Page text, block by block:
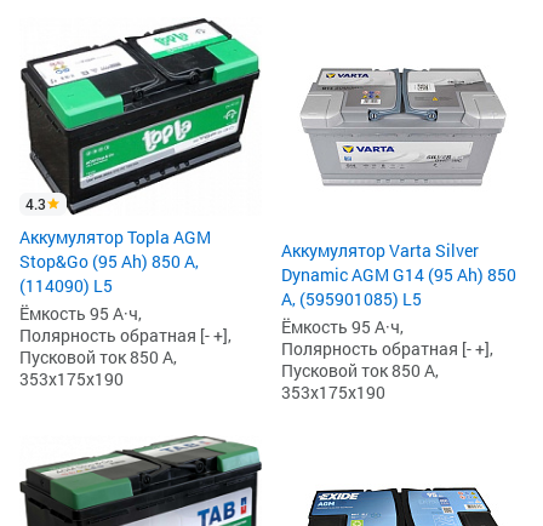
4.3
Аккумулятор Topla AGM
Stop&Go (95 Ah) 850 А,
(114090) L5
Ёмкость 95 А·ч,
Полярность обратная [- +],
Пусковой ток 850 А,
353x175x190
Аккумулятор Varta Silver
Dynamic AGM G14 (95 Ah) 850
А, (595901085) L5
Ёмкость 95 А·ч,
Полярность обратная [- +],
Пусковой ток 850 А,
353x175x190